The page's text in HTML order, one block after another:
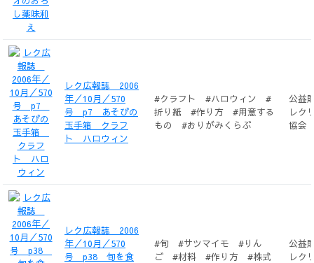
レク広報誌 2006
年／10月／570
号 p7 あそびの
玉手箱 クラフ
ト ハロウィン
#クラフト #ハロウィン #
折り紙 #作り方 #用意する
もの #おりがみくらぶ
公益
レク
協会
レク広報誌 2006
年／10月／570
号 p38 旬を食
#旬 #サツマイモ #りん
ご #材料 #作り方 #株式
公益
レク